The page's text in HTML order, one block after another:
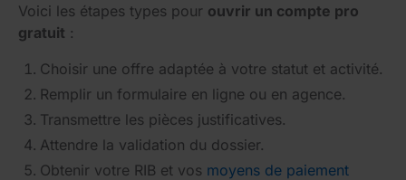
Voici les étapes types pour ouvrir un compte pro
gratuit :
Choisir une offre adaptée à votre statut et activité.
Remplir un formulaire en ligne ou en agence.
Transmettre les pièces justificatives.
Attendre la validation du dossier.
Obtenir votre RIB et vos moyens de paiement